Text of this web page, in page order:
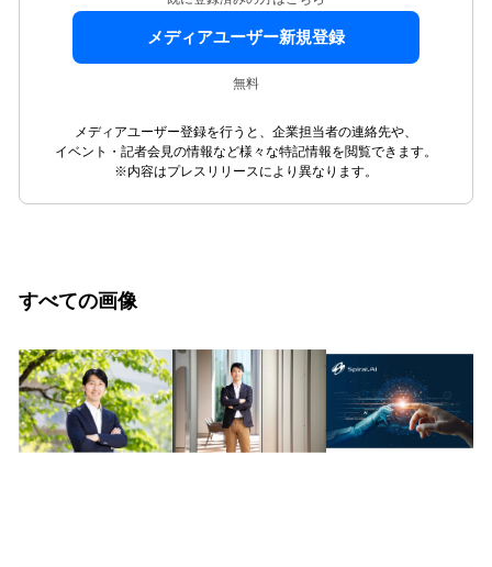
メディアユーザー新規登録
無料
メディアユーザー登録を行うと、企業担当者の連絡先や、
イベント・記者会見の情報など様々な特記情報を閲覧できます。
※内容はプレスリリースにより異なります。
すべての画像